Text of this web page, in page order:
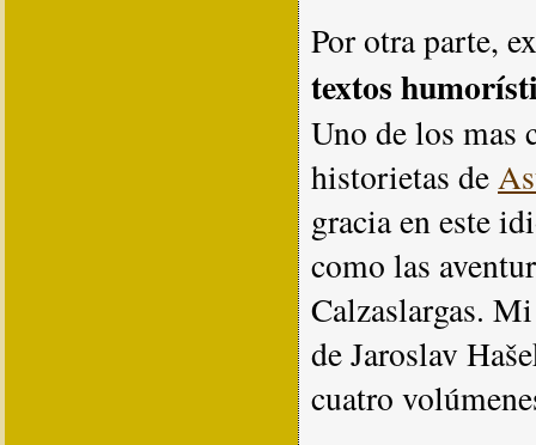
Por otra parte,
textos
Uno de los mas
historietas de
gracia en este
como las
Calzaslargas.
de Jaroslav
cuatro